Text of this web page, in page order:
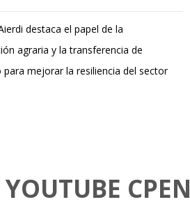
destaca el papel de la
agraria y la transferencia de
mejorar la resiliencia del sector
CPEN